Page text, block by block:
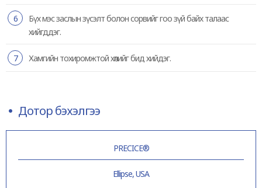
6
Бүх мэс заслын зүсэлт болон сорвийг гоо зүй байх талаас
хийгддэг.
7 Хамгийн тохиромжтой хөлийг бид хийдэг.
Дотор бэхэлгээ
PRECICE®
Ellipse, USA